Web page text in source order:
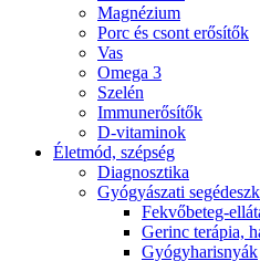
Magnézium
Porc és csont erősítők
Vas
Omega 3
Szelén
Immunerősítők
D-vitaminok
Életmód, szépség
Diagnosztika
Gyógyászati
Fekvőbeteg-
Gerinc terápia,
Gyógyharisnyák